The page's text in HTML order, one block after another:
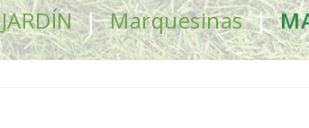
JARDÍN Marquesinas